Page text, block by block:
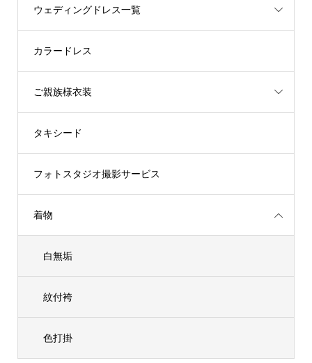
ウェディングドレス一覧
カラードレス
ご親族様衣装
タキシード
フォトスタジオ撮影サービス
着物
白無垢
紋付袴
色打掛